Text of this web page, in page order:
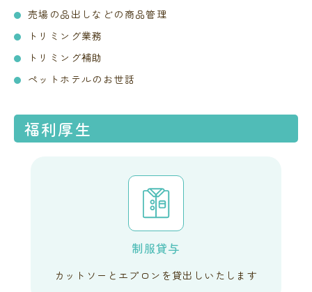
売場の品出しなどの商品管理
トリミング業務
トリミング補助
ペットホテルのお世話
福利厚生
制服貸与
カットソーとエプロンを貸出しいたします